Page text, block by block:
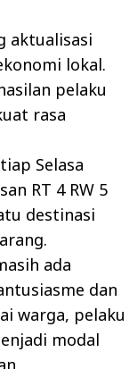
aktualisasi
lokal.
pelaku
rasa
Selasa
RT 4 RW 5
destinasi
ada
dan
warga, pelaku
modal